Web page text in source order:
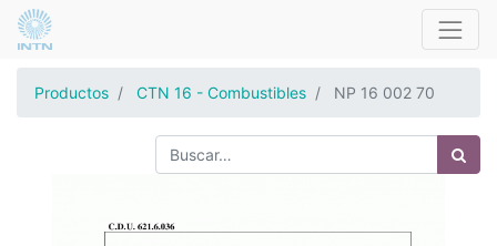
Productos CTN 16 - Combustibles NP 16 002 70